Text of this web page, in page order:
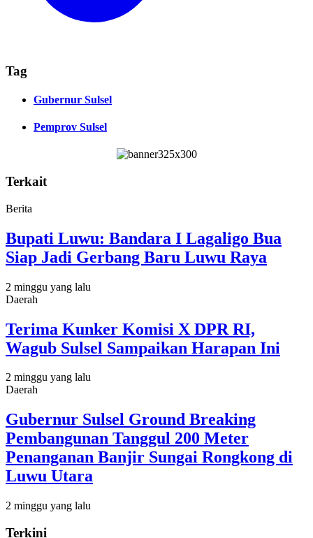
Tag
Gubernur Sulsel
Pemprov Sulsel
Terkait
Berita
Bupati Luwu: Bandara I Lagaligo Bua
Siap Jadi Gerbang Baru Luwu Raya
2 minggu yang lalu
Daerah
Terima Kunker Komisi X DPR RI,
Wagub Sulsel Sampaikan Harapan Ini
2 minggu yang lalu
Daerah
Gubernur Sulsel Ground Breaking
Pembangunan Tanggul 200 Meter
Penanganan Banjir Sungai Rongkong di
Luwu Utara
2 minggu yang lalu
Terkini